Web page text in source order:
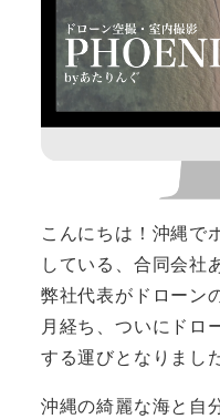
こんにちは！沖縄で
している、合同会社
弊社代表がドローン
月経ち、ついにドロ
する運びとなりました
沖縄の綺麗な海と自